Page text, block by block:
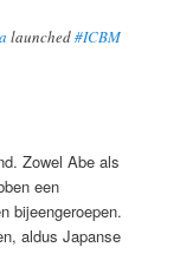
launched#ICBM
Zowel Abe als
een
bijeengeroepen.
aldus Japanse